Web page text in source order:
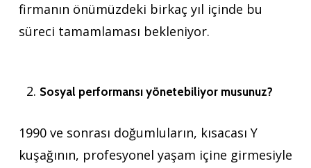
firmanın önümüzdeki birkaç yıl içinde bu
süreci tamamlaması bekleniyor.
Sosyal performansı yönetebiliyor musunuz?
1990 ve sonrası doğumluların, kısacası Y
kuşağının, profesyonel yaşam içine girmesiyle